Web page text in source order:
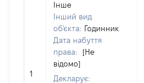
1
Інше
Інший вид
об'єкта: Годинник
Дата набуття
права:
[Не
відомо]
Декларує: